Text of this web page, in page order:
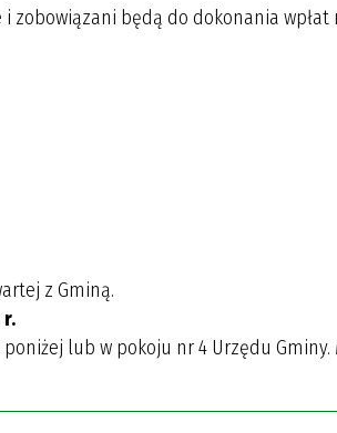
zobowiązani będą do dokonania
z Gminą.
lub w pokoju nr 4 Urzędu